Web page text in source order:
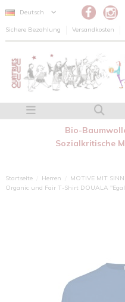
Deutsch
Sichere Bezahlung Versandkosten
Bio-
Sozialkritische
Startseite Herren MOTIVE MIT SINN
Organic und Fair T-Shirt DOUALA